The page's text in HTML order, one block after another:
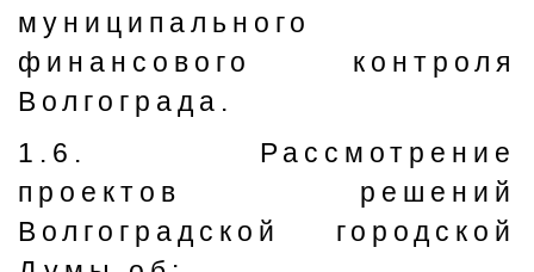
муниципального
финансового контроля
Волгограда.
1.6. Рассмотрение
проектов решений
Волгоградской городской